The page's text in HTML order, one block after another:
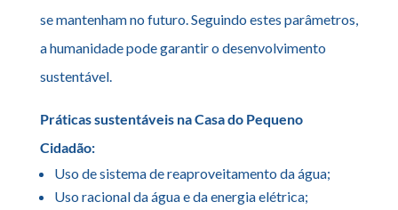
se mantenham no futuro. Seguindo estes parâmetros,
a humanidade pode garantir o desenvolvimento
sustentável.
Práticas sustentáveis na Casa do Pequeno
Cidadão:
Uso de sistema de reaproveitamento da água;
Uso racional da água e da energia elétrica;